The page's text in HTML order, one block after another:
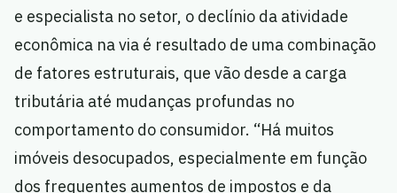
e especialista no setor, o declínio da atividade
econômica na via é resultado de uma combinação
de fatores estruturais, que vão desde a carga
tributária até mudanças profundas no
comportamento do consumidor. “Há muitos
imóveis desocupados, especialmente em função
dos frequentes aumentos de impostos e da